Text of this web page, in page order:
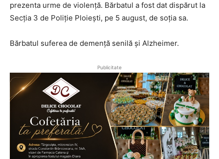
prezenta urme de violență. Bărbatul a fost dat dispărut la
Secția 3 de Poliție Ploiești, pe 5 august, de soția sa.
Bărbatul suferea de demență senilă și Alzheimer.
Publicitate